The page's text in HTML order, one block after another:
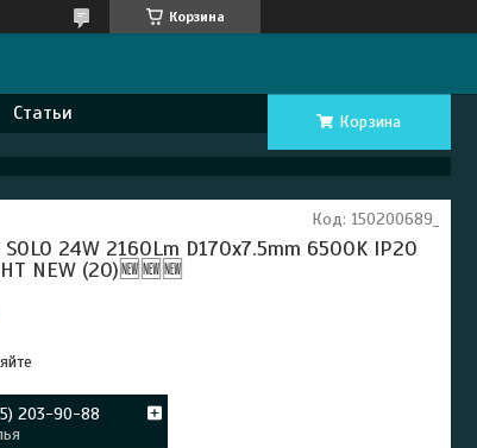
Корзина
Статьи Корзина
24W 2160Lm D170x7.5mm 6500K IP20
NEW (20)🆕🆕🆕
Код: 150200689_
203-90-88